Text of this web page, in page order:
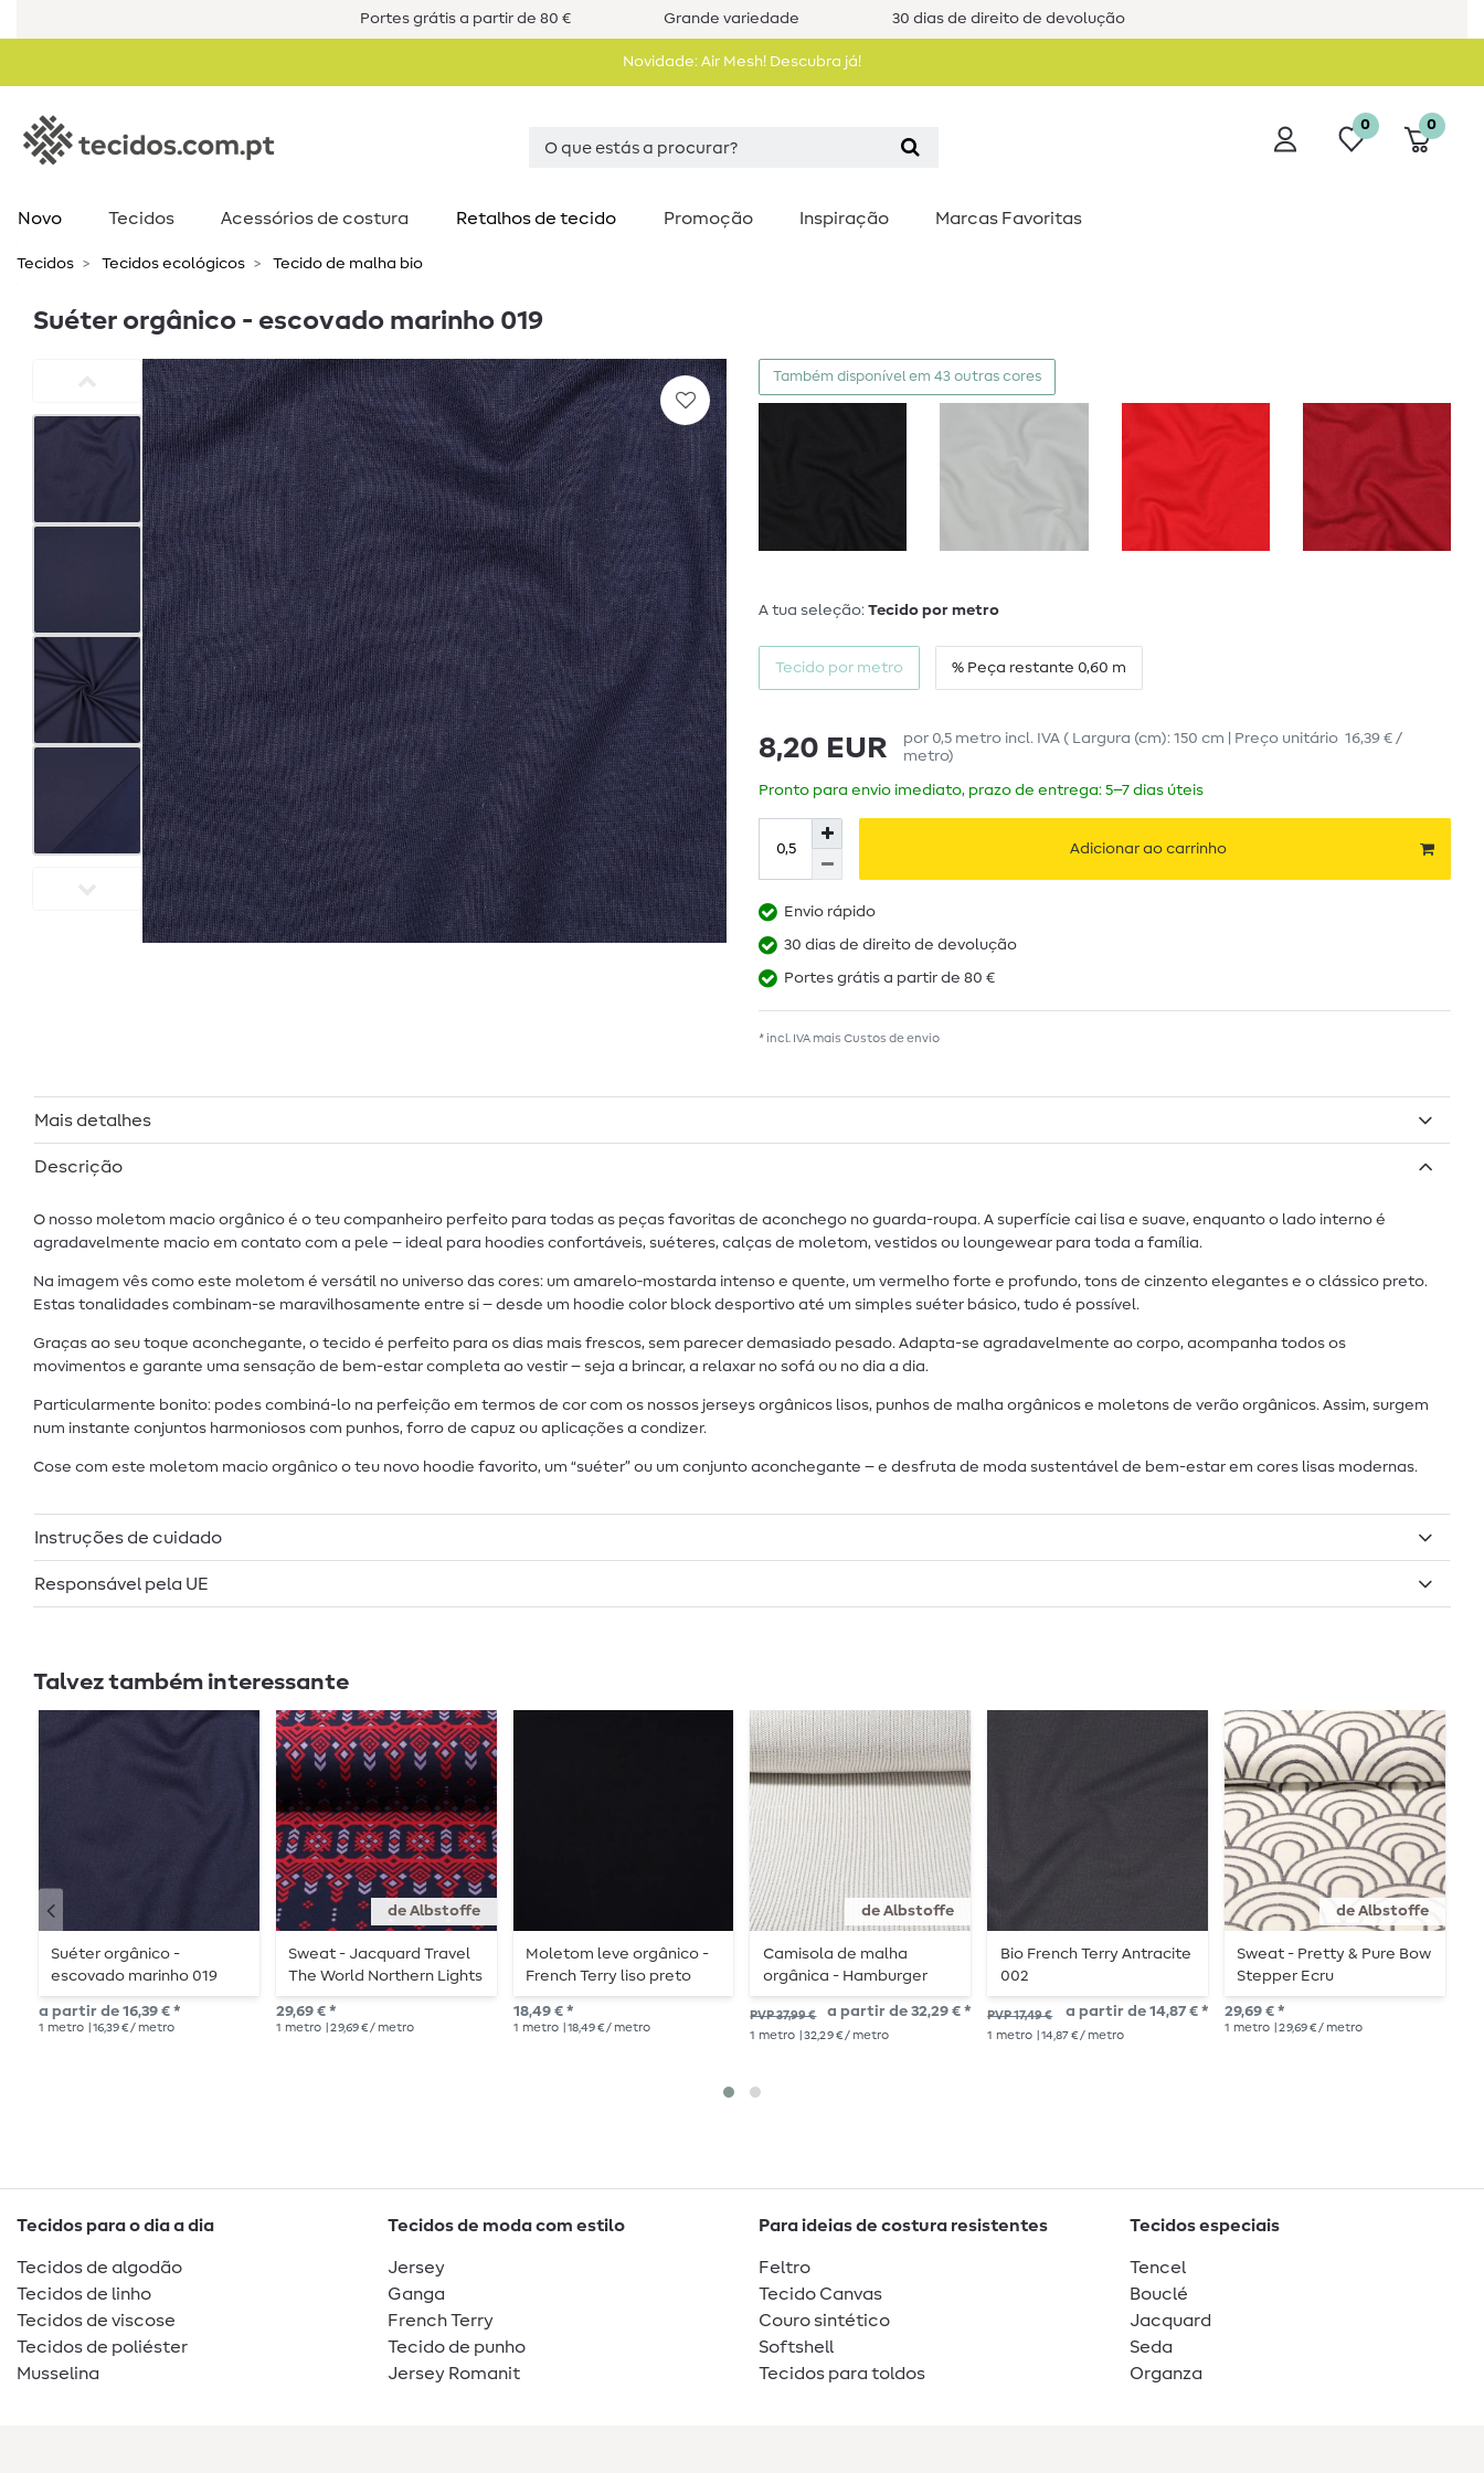
Portes grátis a partir de 80 € Grande variedade 30 dias de direito de devolução
Novidade: Air Mesh! Descubra já!
0 0
Novo Tecidos Acessórios de costura​ Retalhos de tecido Promoção Inspiração Marcas Favoritas
Tecidos Tecidos ecológicos Tecido de malha bio
Suéter orgânico - escovado marinho 019
Também disponível em 43 outras cores
A tua seleção: Tecido por metro
Tecido por metro % Peça restante 0,60 m
8,20 EUR por 0,5 metro incl. IVA ( Largura (cm): 150 cm | Preço unitário 16,39 € /
metro)
Pronto para envio imediato, prazo de entrega: 5–7 dias úteis
Adicionar ao carrinho
Envio rápido
30 dias de direito de devolução
Portes grátis a partir de 80 €
* incl. IVA mais Custos de envio
Mais detalhes
Descrição
O nosso moletom macio orgânico é o teu companheiro perfeito para todas as peças favoritas de aconchego no guarda-roupa. A superfície cai lisa e suave, enquanto o lado interno é
agradavelmente macio em contato com a pele – ideal para hoodies confortáveis, suéteres, calças de moletom, vestidos ou loungewear para toda a família.
Na imagem vês como este moletom é versátil no universo das cores: um amarelo‑mostarda intenso e quente, um vermelho forte e profundo, tons de cinzento elegantes e o clássico preto.
Estas tonalidades combinam-se maravilhosamente entre si – desde um hoodie color block desportivo até um simples suéter básico, tudo é possível.
Graças ao seu toque aconchegante, o tecido é perfeito para os dias mais frescos, sem parecer demasiado pesado. Adapta-se agradavelmente ao corpo, acompanha todos os
movimentos e garante uma sensação de bem-estar completa ao vestir – seja a brincar, a relaxar no sofá ou no dia a dia.
Particularmente bonito: podes combiná-lo na perfeição em termos de cor com os nossos jerseys orgânicos lisos, punhos de malha orgânicos e moletons de verão orgânicos. Assim, surgem
num instante conjuntos harmoniosos com punhos, forro de capuz ou aplicações a condizer.
Cose com este moletom macio orgânico o teu novo hoodie favorito, um “suéter” ou um conjunto aconchegante – e desfruta de moda sustentável de bem-estar em cores lisas modernas.
Instruções de cuidado
Responsável pela UE
Talvez também interessante
Suéter orgânico -
escovado marinho 019
a partir de 16,39 € *
1 metro | 16,39 € / metro
de Albstoffe
Sweat - Jacquard Travel
The World Northern Lights
Azul
29,69 € *
1 metro | 29,69 € / metro
Moletom leve orgânico -
French Terry liso preto
18,49 € *
1 metro | 18,49 € / metro
de Albstoffe
Camisola de malha
orgânica - Hamburger
Liebe Troyer Knitty Ecru
PVP 37,99 € a partir de 32,29 € *
1 metro | 32,29 € / metro
Bio French Terry Antracite
002
PVP 17,49 € a partir de 14,87 € *
1 metro | 14,87 € / metro
de Albstoffe
Sweat - Pretty & Pure Bow
Stepper Ecru
29,69 € *
1 metro | 29,69 € / metro
Tecidos para o dia a dia
Tecidos de algodão
Tecidos de linho
Tecidos de viscose
Tecidos de poliéster
Musselina
Tecidos de moda com estilo
Jersey
Ganga
French Terry
Tecido de punho
Jersey Romanit
Para ideias de costura resistentes
Feltro
Tecido Canvas
Couro sintético
Softshell
Tecidos para toldos
Tecidos especiais
Tencel
Bouclé
Jacquard
Seda
Organza